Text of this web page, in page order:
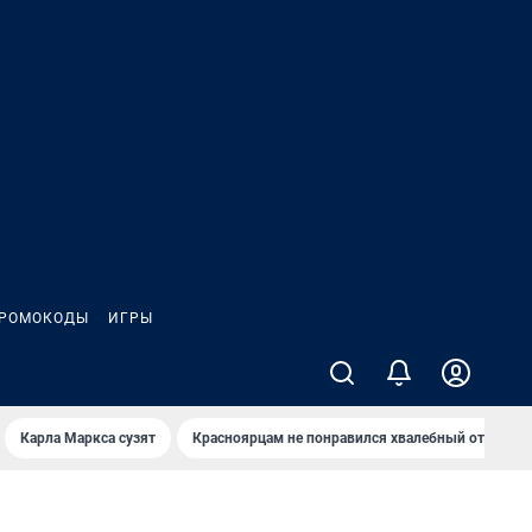
ИГРЫ
Карла Маркса сузят Красноярцам не понравился хвалебный отзыв о